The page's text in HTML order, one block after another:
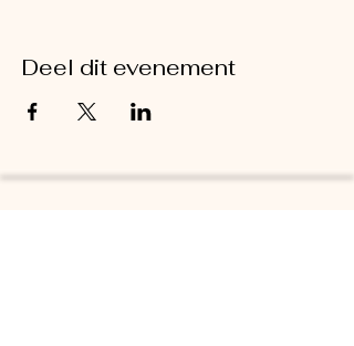
Deel dit evenement